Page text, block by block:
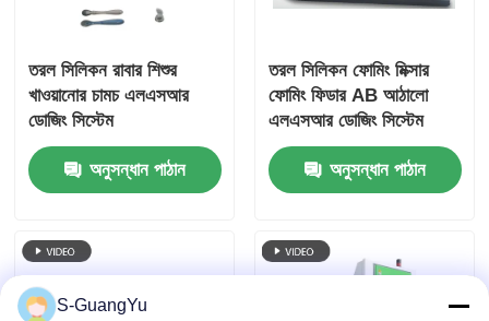
তরল সিলিকন রাবার শিশুর
খাওয়ানোর চামচ এলএসআর
ডোজিং সিস্টেম
অনুসন্ধান পাঠান
তরল সিলিকন ফোমিং মিক্সার
ফোমিং ফিডার AB আঠালো
এলএসআর ডোজিং সিস্টেম
অনুসন্ধান পাঠান
S-GuangYu